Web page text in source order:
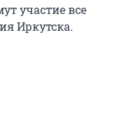
участие все
Иркутска.